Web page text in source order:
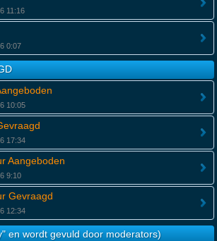
11:16
0:07
10:05
17:34
Aangeboden
9:10
Gevraagd
12:34
en wordt gevuld door moderators)